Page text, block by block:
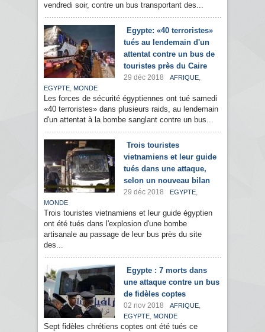
vendredi soir, contre un bus transportant des...
Egypte: «40 terroristes»
tués au lendemain d'un
attentat contre un bus de
touristes près du Caire
29 déc 2018 AFRIQUE,
EGYPTE, MONDE
Les forces de sécurité égyptiennes ont tué samedi
«40 terroristes» dans plusieurs raids, au lendemain
d'un attentat à la bombe sanglant contre un bus...
Trois touristes
vietnamiens et leur guide
tués dans une attaque,
selon un nouveau bilan
29 déc 2018 EGYPTE,
MONDE
Trois touristes vietnamiens et leur guide égyptien
ont été tués dans l'explosion d'une bombe
artisanale au passage de leur bus près du site
des...
Egypte : 7 morts dans
une attaque contre un bus
de fidèles coptes
02 nov 2018 AFRIQUE,
EGYPTE, MONDE
Sept fidèles chrétiens coptes ont été tués ce